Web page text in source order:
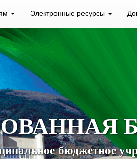
Электронные ресурсы
бюджетное